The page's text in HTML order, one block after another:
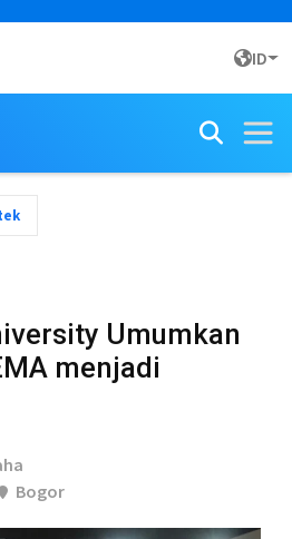
ID
Umumkan
menjadi
Bogor